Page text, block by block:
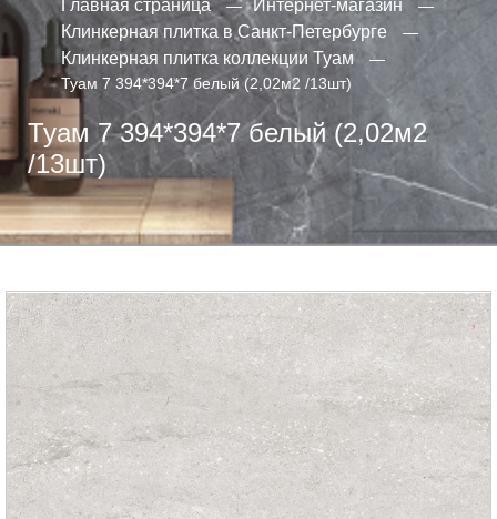
Главная страница
Интернет-магазин
Клинкерная плитка в Санкт-Петербурге
Клинкерная плитка коллекции Туам
Туам 7 394*394*7 белый (2,02м2 /13шт)
Туам 7 394*394*7 белый (2,02м2
/13шт)